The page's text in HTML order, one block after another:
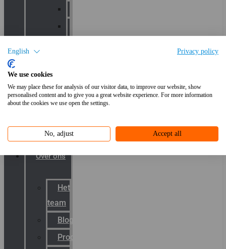
English Privacy policy
We use cookies
We may place these for analysis of our visitor data, to improve our website, show
personalised content and to give you a great website experience. For more information
about the cookies we use open the settings.
No, adjust Accept all
Signals
AGRO
Killark
Over ons
Het
team
Blog
Productnieuws